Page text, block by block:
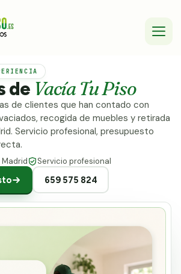
de Vacía Tu Piso
de clientes que han contado con
recogida de muebles y retirada
Servicio profesional, presupuesto
Madrid Servicio profesional
659 575 824